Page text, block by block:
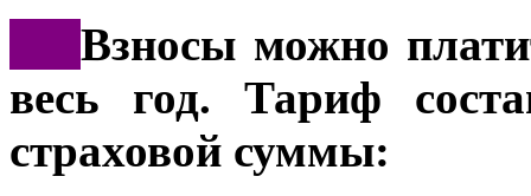
Взносы можно
весь год. Тариф
страховой суммы: